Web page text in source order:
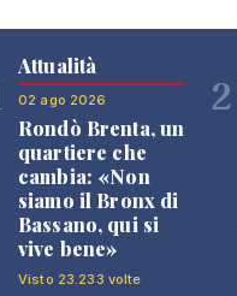
Attualità
02 ago 2026
Rondò Brenta, un
quartiere che
cambia: «Non
siamo il Bronx di
Bassano, qui si
vive bene»
Visto 23.233 volte
2